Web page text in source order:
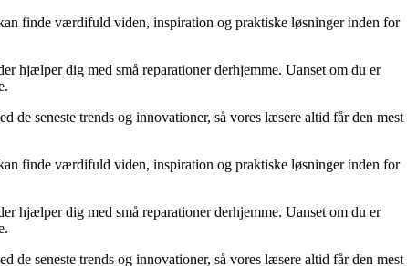
finde værdifuld viden, inspiration og praktiske løsninger inden for
hjælper dig med små reparationer derhjemme. Uanset om du er
de seneste trends og innovationer, så vores læsere altid får den mest
finde værdifuld viden, inspiration og praktiske løsninger inden for
hjælper dig med små reparationer derhjemme. Uanset om du er
de seneste trends og innovationer, så vores læsere altid får den mest